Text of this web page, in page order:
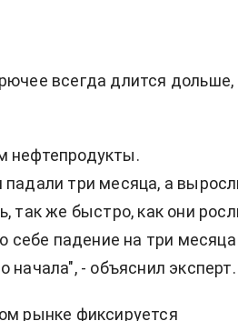
всегда длится
нефтепродукты.
три месяца, а
так же быстро, как они
себе падение на три месяца
начала", - объяснил эксперт.
рынке фиксируется